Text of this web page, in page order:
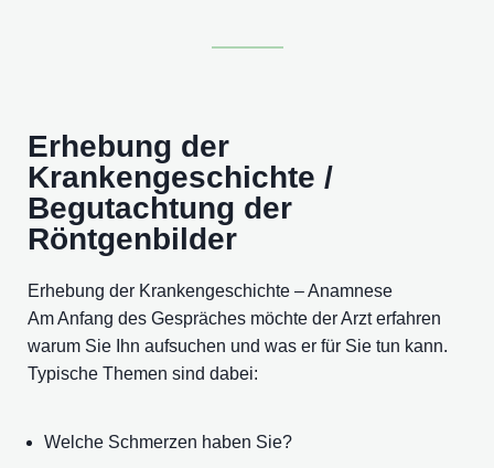
Erhebung der
Krankengeschichte /
Begutachtung der
Röntgenbilder
Erhebung der Krankengeschichte – Anamnese
Am Anfang des Gespräches möchte der Arzt erfahren
warum Sie Ihn aufsuchen und was er für Sie tun kann.
Typische Themen sind dabei:
Welche Schmerzen haben Sie?